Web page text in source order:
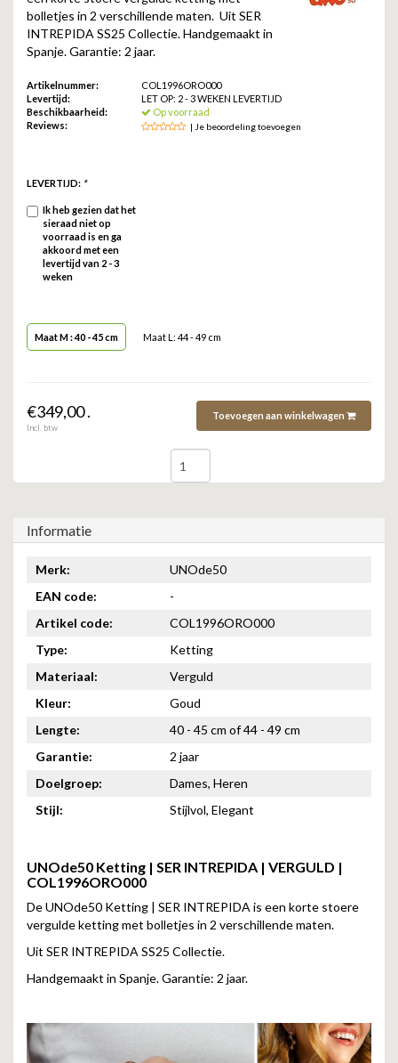
ZAG BIJOUX
LILLY
KAPTEN & SON
bolletjes in 2 verschillende maten. Uit SER
INTREPIDA SS25 Collectie. Handgemaakt in
Spanje. Garantie: 2 jaar.
Artikelnummer:
COL1996ORO000
Levertijd:
LET OP: 2 - 3 WEKEN LEVERTIJD
Beschikbaarheid:
Op voorraad
Reviews:
| Je beoordeling toevoegen
LEVERTIJD: *
Ik heb gezien dat het
sieraad niet op
voorraad is en ga
akkoord met een
levertijd van 2 - 3
weken
Maat M : 40 - 45 cm Maat L: 44 - 49 cm
€349,00 .
Incl. btw
Toevoegen aan winkelwagen
Informatie
Merk:
UNOde50
EAN code:
-
Artikel code:
COL1996ORO000
Type:
Ketting
Materiaal:
Verguld
Kleur:
Goud
Lengte:
40 - 45 cm of 44 - 49 cm
Garantie:
2 jaar
Doelgroep:
Dames, Heren
Stijl:
Stijlvol, Elegant
UNOde50 Ketting | SER INTREPIDA | VERGULD |
COL1996ORO000
De UNOde50 Ketting | SER INTREPIDA is een korte stoere
vergulde ketting met bolletjes in 2 verschillende maten.
Uit SER INTREPIDA SS25 Collectie.
Handgemaakt in Spanje. Garantie: 2 jaar.